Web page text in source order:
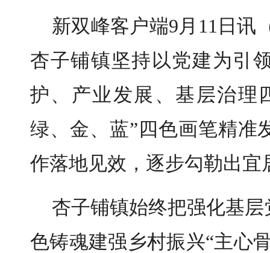
新双峰客户端9月11日讯
杏子铺镇坚持以党建为引
护、产业发展、基层治理
绿、金、蓝”四色画笔精准
作落地见效，逐步勾勒出
杏子铺镇始终把强化基
色铸魂建强乡村振兴“主心